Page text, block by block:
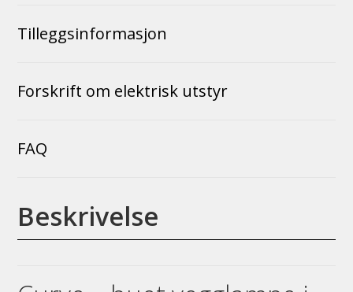
Tilleggsinformasjon
Forskrift om elektrisk utstyr
FAQ
Beskrivelse